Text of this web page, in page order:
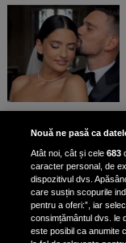
Nouă ne pasă ca
Atât noi, cât și cele683
caracter personal, de
dispozitivul dvs.
care susțin scopurile
pentru a oferi:”, iar
consimțământul dvs. le
este posibil ca anumite